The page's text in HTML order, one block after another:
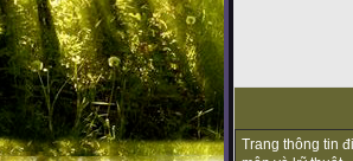
Trang thông tin